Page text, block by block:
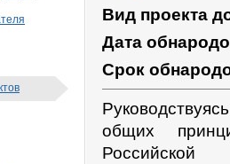
Вид проекта
Дата
Срок
общих
Российской